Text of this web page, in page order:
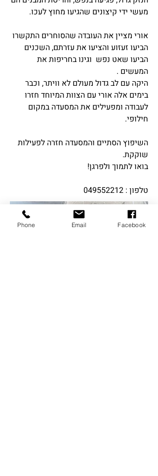
מעשי ידי קיצונים שהגיעו מחוץ לעכו.
אורי מציין את העובדה שהסוחרים התקשרו
הביעו זעזוע והציעו את עזרתם, השכנים
הביעו שאט נפש וגינו בחריפות את
המעשים .
היקה עם לב גדול מעולם לא וויתר, וכבר
בימים אלה אורי עם הצוות המיוחד חזרו
לעבודה ומפעילים את המסעדה במקום
חילופי.
השיפוץ הסתיים והמסעדה חזרה לפעילות
שוקקת.​
בואו לתמוך ולפרגן!
טלפון : 049552212
Phone Email Facebook